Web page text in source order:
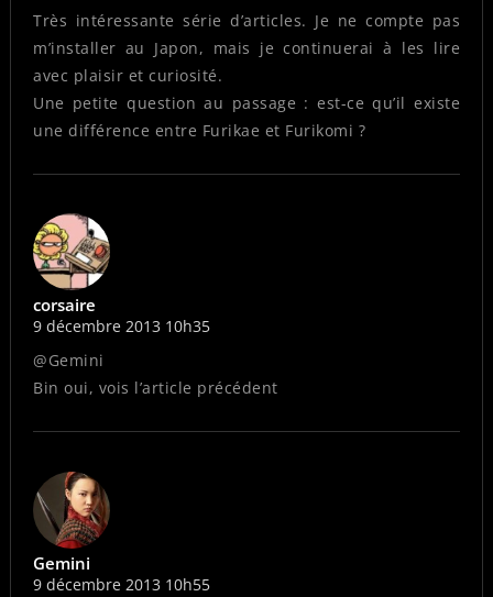
Très intéressante série d’articles. Je ne compte pas
m’installer au Japon, mais je continuerai à les lire
avec plaisir et curiosité.
Une petite question au passage : est-ce qu’il existe
une différence entre Furikae et Furikomi ?
corsaire
9 décembre 2013 10h35
@Gemini
Bin oui, vois l’article précédent
Gemini
9 décembre 2013 10h55